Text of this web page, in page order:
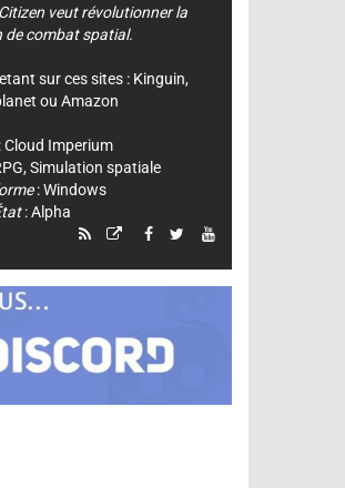
veut révolutionner la
de combat spatial.
sur ces sites : Kinguin,
ouAmazon
Cloud Imperium
, Simulation spatiale
:Windows
: Alpha